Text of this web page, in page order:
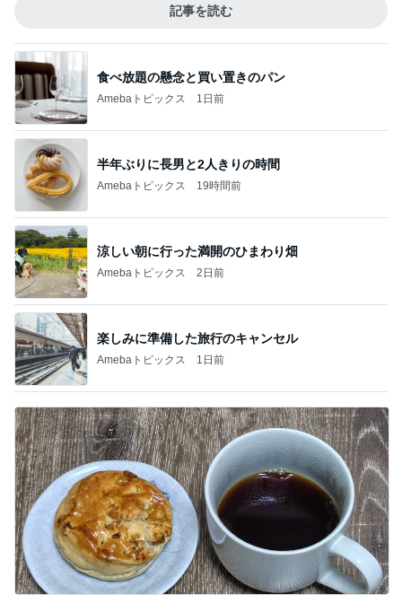
記事を読む
食べ放題の懸念と買い置きのパン
Amebaトピックス 1日前
半年ぶりに長男と2人きりの時間
Amebaトピックス 19時間前
涼しい朝に行った満開のひまわり畑
Amebaトピックス 2日前
楽しみに準備した旅行のキャンセル
Amebaトピックス 1日前